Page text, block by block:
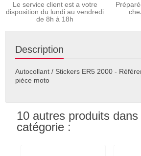
Le service client est a votre
disposition du lundi au vendredi
de 8h à 18h
Description
Autocollant / Stickers ER5 2000 -
pièce moto
10 autres produits
catégorie :